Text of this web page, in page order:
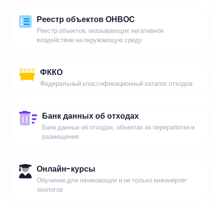
Реестр объектов ОНВОС
Реестр объектов, оказывающих негативное
воздействие на окружающую среду
ФККО
Федеральный классификационный каталог отходов
Банк данных об отходах
Банк данных об отходах, объектах их переработки и
размещения
Онлайн-курсы
Обучение для начинающих и не только инженеров-
экологов